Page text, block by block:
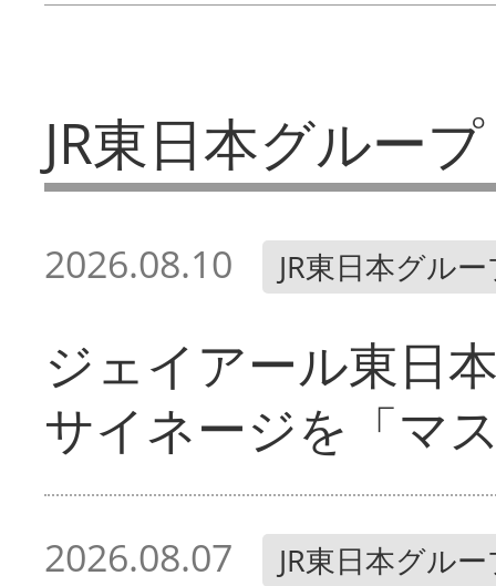
JR東日本グループ
2026.08.10 JR東日本グル
ジェイアール東日
サイネージを「マ
2026.08.07 JR東日本グル